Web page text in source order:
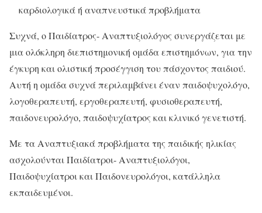
καρδιολογικά ή αναπνευστικά προβλήματα
Συχνά, ο Παιδίατρος- Αναπτυξιολόγος συνεργάζεται με
μια ολόκληρη διεπιστημονική ομάδα επιστημόνων, για την
έγκυρη και ολιστική προσέγγιση του πάσχοντος παιδιού.
Αυτή η ομάδα συχνά περιλαμβάνει έναν παιδοψυχολόγο,
λογοθεραπευτή, εργοθεραπευτή, φυσιοθεραπευτή,
παιδονευρολόγο, παιδοψυχίατρος και κλινικό γενετιστή.
Με τα Αναπτυξιακά προβλήματα της παιδικής ηλικίας
ασχολούνται Παιδίατροι- Αναπτυξιολόγοι,
Παιδοψυχίατροι και Παιδονευρολόγοι, κατάλληλα
εκπαιδευμένοι.